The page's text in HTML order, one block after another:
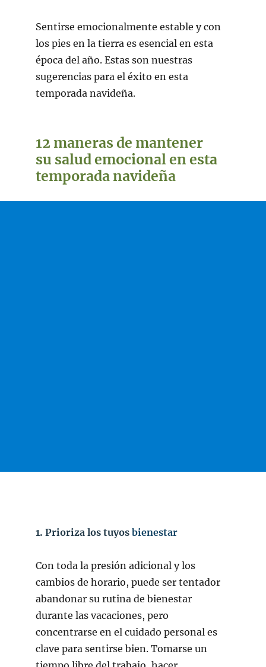
Sentirse emocionalmente estable y con
los pies en la tierra es esencial en esta
época del año. Estas son nuestras
sugerencias para el éxito en esta
temporada navideña.
12 maneras de mantener
su salud emocional en esta
temporada navideña
1. Prioriza los tuyos bienestar
Con toda la presión adicional y los
cambios de horario, puede ser tentador
abandonar su rutina de bienestar
durante las vacaciones, pero
concentrarse en el cuidado personal es
clave para sentirse bien. Tomarse un